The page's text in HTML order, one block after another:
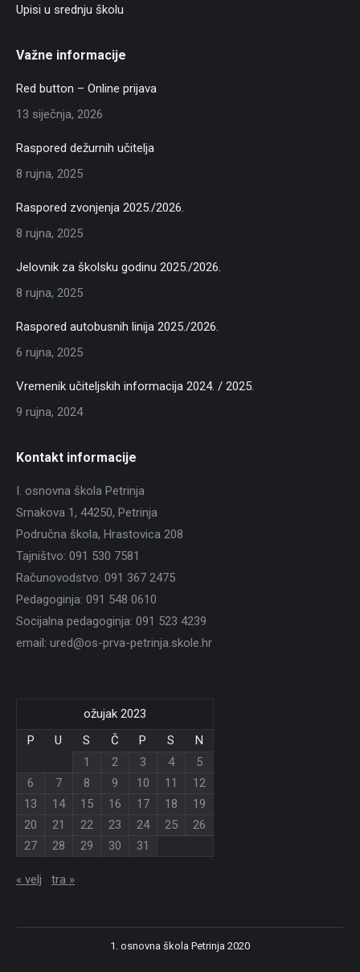
Upisi u srednju školu
Važne informacije
Red button – Online prijava
13 siječnja, 2026
Raspored dežurnih učitelja
8 rujna, 2025
Raspored zvonjenja 2025./2026.
8 rujna, 2025
Jelovnik za školsku godinu 2025./2026.
8 rujna, 2025
Raspored autobusnih linija 2025./2026.
6 rujna, 2025
Vremenik učiteljskih informacija 2024. / 2025.
9 rujna, 2024
Kontakt informacije
I. osnovna škola Petrinja
Srnakova 1, 44250, Petrinja
Područna škola, Hrastovica 208
Tajništvo: 091 530 7581
Računovodstvo: 091 367 2475
Pedagoginja: 091 548 0610
Socijalna pedagoginja: 091 523 4239
email: ured@os-prva-petrinja.skole.hr
ožujak 2023
P
U S Č P S
N
1
2 3 4
5
6
7 8 9 10 11
12
13
14 15 16 17 18
19
20
21 22 23 24 25
26
27
28 29 30 31
« velj tra »
1. osnovna škola Petrinja 2020